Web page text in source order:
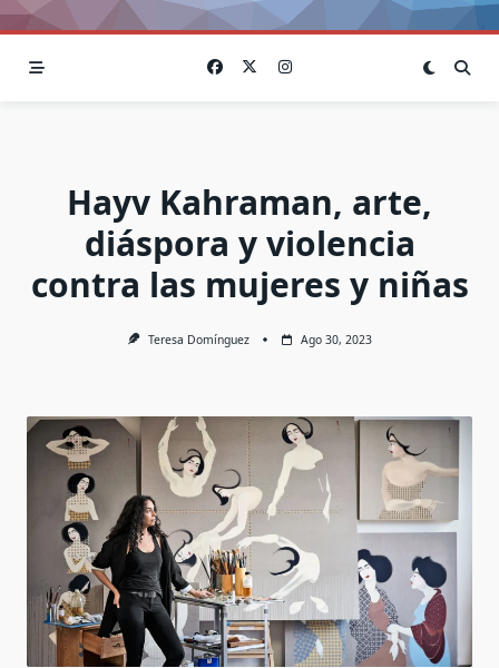
Hayv Kahraman, arte,
diáspora y violencia
contra las mujeres y niñas
Teresa Domínguez Ago 30, 2023